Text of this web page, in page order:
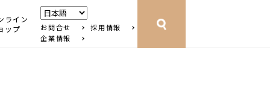
ライン
ップ
お問合せ
採用情報
企業情報